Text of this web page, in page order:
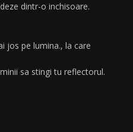
dintr-o inchisoare.
jos pe lumina., la care
sa stingi tu reflectorul.